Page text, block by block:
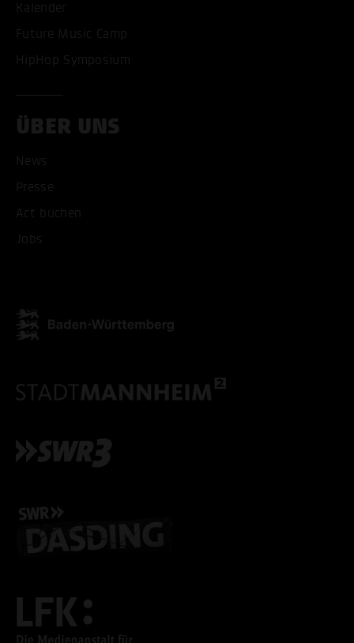
Kalender
Future Music Camp
HipHop Symposium
ÜBER UNS
News
Presse
Act buchen
Jobs